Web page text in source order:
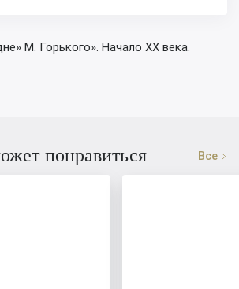
М. Горького». Начало XX века.
понравиться Все